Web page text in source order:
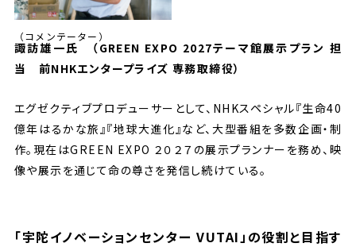
（コメンテーター）
諏訪雄一氏 （GREEN EXPO 2027テーマ館展示プラン 担
当 前NHKエンタープライズ 専務取締役）
エグゼクティブプロデューサーとして、NHKスペシャル『生命40
億年はるかな旅』『地球大進化』など、大型番組を多数企画・制
作。現在はGREEN EXPO ２０２７の展示プランナーを務め、映
像や展示を通じて命の尊さを発信し続けている。
「宇陀イノベーションセンター VUTAI」の役割と目指す